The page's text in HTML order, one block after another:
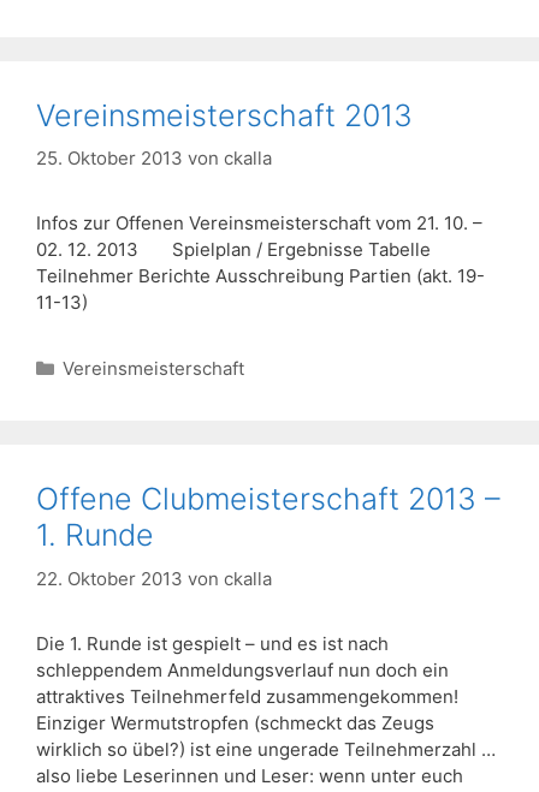
Vereinsmeisterschaft 2013
25. Oktober 2013 von ckalla
Infos zur Offenen Vereinsmeisterschaft vom 21. 10. –
02. 12. 2013 Spielplan / Ergebnisse Tabelle
Teilnehmer Berichte Ausschreibung Partien (akt. 19-
11-13)
Kategorien
Vereinsmeisterschaft
Offene Clubmeisterschaft 2013 –
1. Runde
22. Oktober 2013 von ckalla
Die 1. Runde ist gespielt – und es ist nach
schleppendem Anmeldungsverlauf nun doch ein
attraktives Teilnehmerfeld zusammengekommen!
Einziger Wermutstropfen (schmeckt das Zeugs
wirklich so übel?) ist eine ungerade Teilnehmerzahl …
also liebe Leserinnen und Leser: wenn unter euch